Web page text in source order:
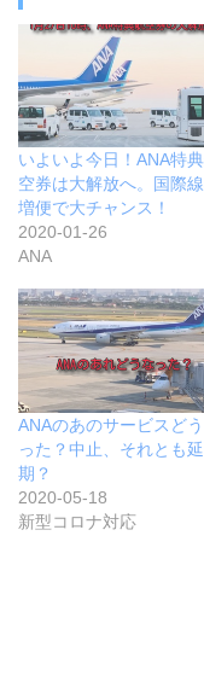
いよいよ今日！ANA特
空券は大解放へ。国際
増便で大チャンス！
2020-01-26
ANA
ANAのあのサービスど
った？中止、それとも延
期？
2020-05-18
新型コロナ対応